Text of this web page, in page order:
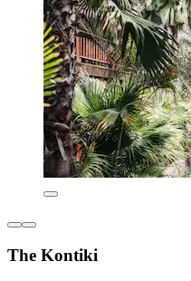
The Kontiki